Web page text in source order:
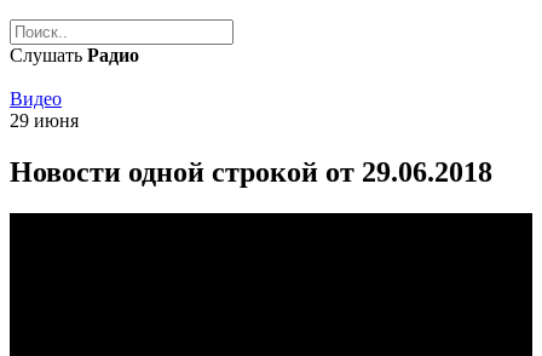
Слушать Радио
Видео
29 июня
Новости одной строкой от 29.06.2018